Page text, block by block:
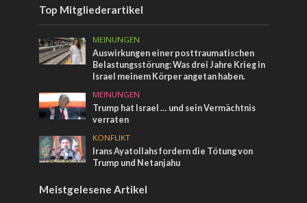
Top Mitgliederartikel
MEINUNGEN
Auswirkungen einer posttraumatischen
Belastungsstörung: Was drei Jahre Krieg in
Israel meinem Körper angetan haben.
MEINUNGEN
Trump hat Israel … und sein Vermächtnis
verraten
KONFLIKT
Irans Ayatollahs fordern die Tötung von
Trump und Netanjahu
Meistgelesene Artikel